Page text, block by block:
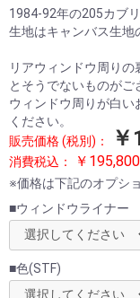
1984-92年の205カブ
生地はキャンバス生地
リアウィンドウ周り
とそうでないものが
ウィンドウ周りが白
ください。
販売価格 (税別)：
消費税込： ￥
※価格は下記のオプシ
■ウィンドウライナー
■色(STF)